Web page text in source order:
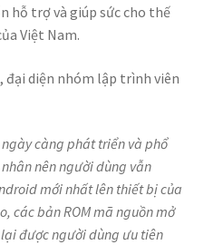
hỗ trợ và giúp sức cho thế
Việt Nam.
đại diện nhóm lập trình viên
càng phát triển và phổ
nên người dùng vẫn
mới nhất lên thiết bị của
các bản ROM mã nguồn mở
được người dùng ưu tiên